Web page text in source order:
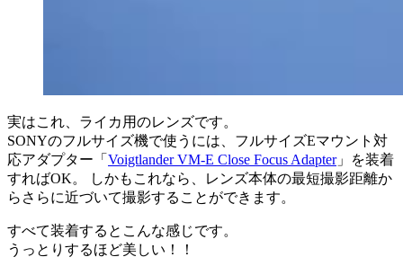
実はこれ、ライカ用のレンズです。
SONYのフルサイズ機で使うには、フルサイズEマウント対
応アダプター「 Voigtlander VM-E Close Focus Adapter」を装着
すればOK。 しかもこれなら、レンズ本体の最短撮影距離か
らさらに近づいて撮影することができます。
すべて装着するとこんな感じです。
うっとりするほど美しい！！